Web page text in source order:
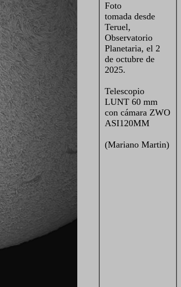
Foto
tomada desde
Teruel,
Observatorio
Planetaria, el 2
de octubre de
2025.
Telescopio
LUNT 60 mm
con cámara ZWO
ASI120MM
(Mariano Martin)